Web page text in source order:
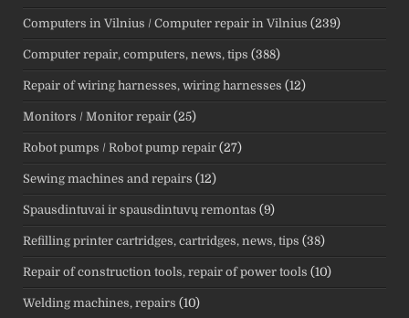
Computers in Vilnius / Computer repair in Vilnius (239)
Computer repair, computers, news, tips (388)
Repair of wiring harnesses, wiring harnesses (12)
Monitors / Monitor repair (25)
Robot pumps / Robot pump repair (27)
Sewing machines and repairs (12)
Spausdintuvai ir spausdintuvų remontas (9)
Refilling printer cartridges, cartridges, news, tips (38)
Repair of construction tools, repair of power tools (10)
Welding machines, repairs (10)